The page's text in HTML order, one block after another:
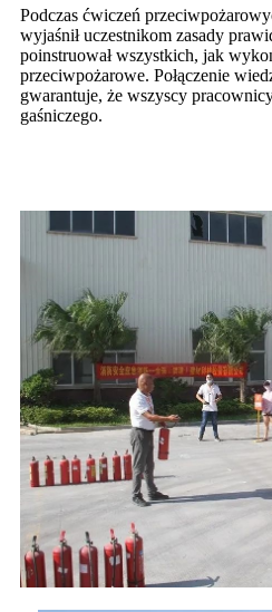
Podczas ćwiczeń
wyjaśnił uczestnikom zasady
poinstruował wszystkich, jak
przeciwpożarowe. Połączenie
gwarantuje, że wszyscy
gaśniczego.